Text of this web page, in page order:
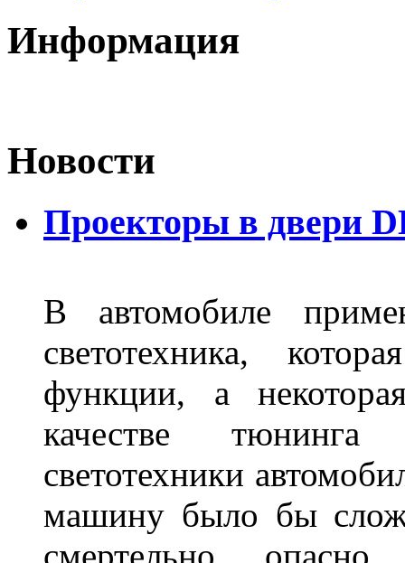
Информация
Новости
Проекторы в двери
В автомобиле
светотехника,
функции, а
качестве
светотехники
машину было бы